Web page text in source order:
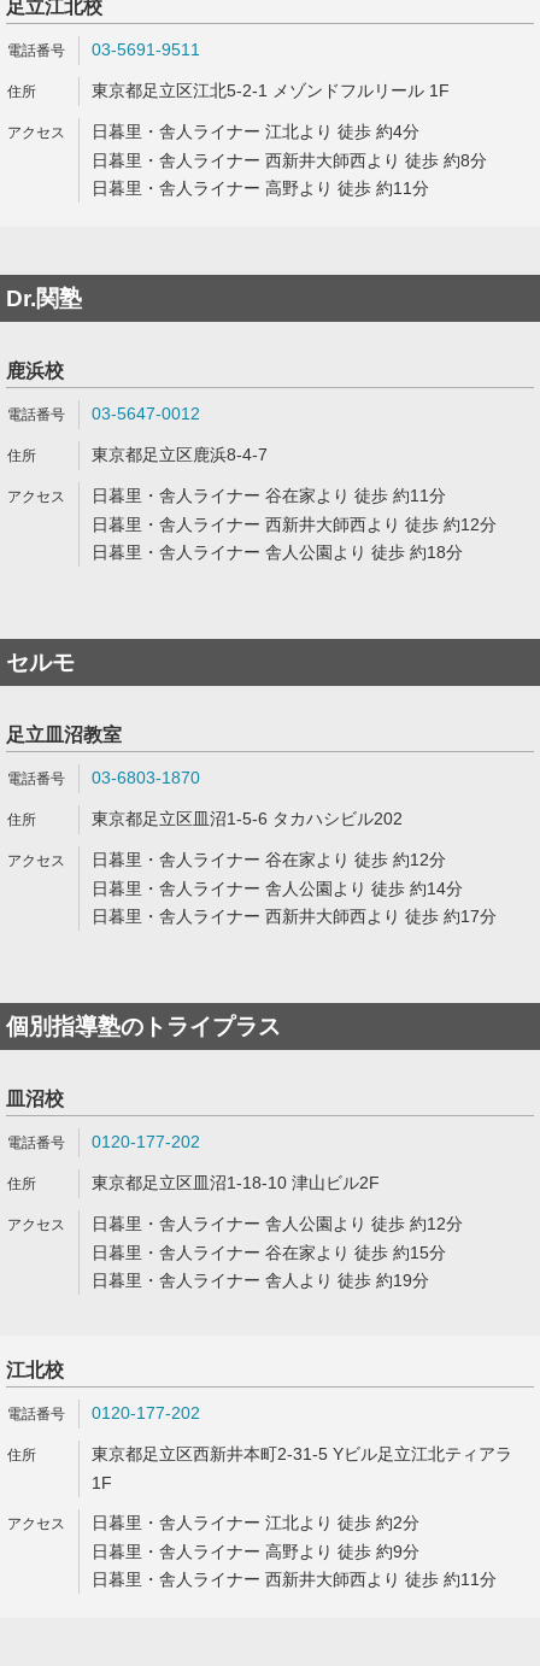
足立江北校
03-5691-9511
東京都足立区江北5-2-1 メゾンドフルリール 1F
日暮里・舎人ライナー 江北より 徒歩 約4分
日暮里・舎人ライナー 西新井大師西より 徒歩 約8分
日暮里・舎人ライナー 高野より 徒歩 約11分
Dr.関塾
鹿浜校
03-5647-0012
東京都足立区鹿浜8-4-7
日暮里・舎人ライナー 谷在家より 徒歩 約11分
日暮里・舎人ライナー 西新井大師西より 徒歩 約12分
日暮里・舎人ライナー 舎人公園より 徒歩 約18分
セルモ
足立皿沼教室
03-6803-1870
東京都足立区皿沼1-5-6 タカハシビル202
日暮里・舎人ライナー 谷在家より 徒歩 約12分
日暮里・舎人ライナー 舎人公園より 徒歩 約14分
日暮里・舎人ライナー 西新井大師西より 徒歩 約17分
個別指導塾のトライプラス
皿沼校
0120-177-202
東京都足立区皿沼1-18-10 津山ビル2F
日暮里・舎人ライナー 舎人公園より 徒歩 約12分
日暮里・舎人ライナー 谷在家より 徒歩 約15分
日暮里・舎人ライナー 舎人より 徒歩 約19分
江北校
0120-177-202
東京都足立区西新井本町2-31-5 Yビル足立江北ティアラ
1F
日暮里・舎人ライナー 江北より 徒歩 約2分
日暮里・舎人ライナー 高野より 徒歩 約9分
日暮里・舎人ライナー 西新井大師西より 徒歩 約11分